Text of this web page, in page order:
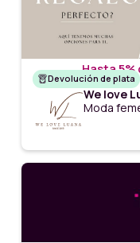
Hasta
Devolución de plata
We love
Moda